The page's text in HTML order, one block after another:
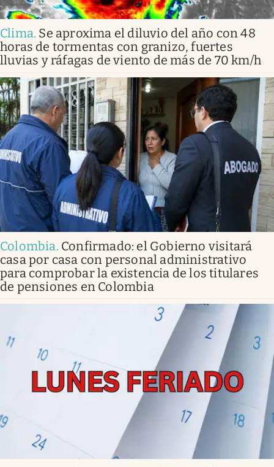
Clima. Se aproxima el diluvio del año con 48
horas de tormentas con granizo, fuertes
lluvias y ráfagas de viento de más de 70 km/h
Colombia. Confirmado: el Gobierno visitará
casa por casa con personal administrativo
para comprobar la existencia de los titulares
de pensiones en Colombia